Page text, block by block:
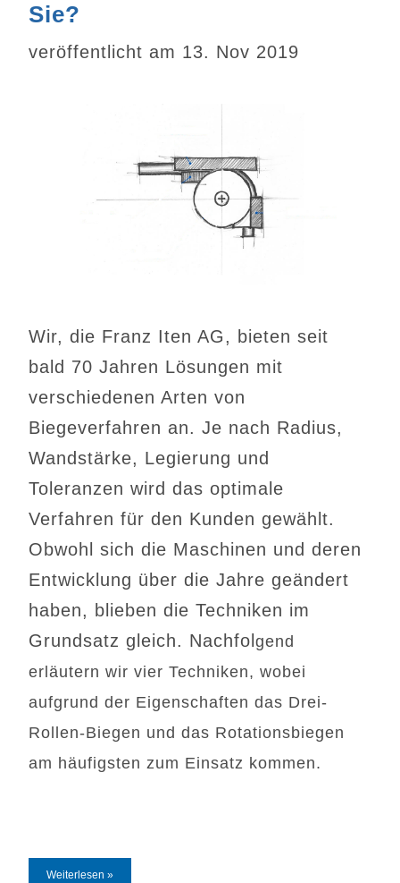
Sie?
veröffentlicht am 13. Nov 2019
Wir, die Franz Iten AG, bieten seit
bald 70 Jahren Lösungen mit
verschiedenen Arten von
Biegeverfahren an. Je nach Radius,
Wandstärke, Legierung und
Toleranzen wird das optimale
Verfahren für den Kunden gewählt.
Obwohl sich die Maschinen und deren
Entwicklung über die Jahre geändert
haben, blieben die Techniken im
Grundsatz gleich. Nachfolgend
erläutern wir vierTechniken, wobei
aufgrund der Eigenschaften das Drei-
Rollen-Biegen und das Rotationsbiegen
am häufigsten zum Einsatz kommen.
Weiterlesen »